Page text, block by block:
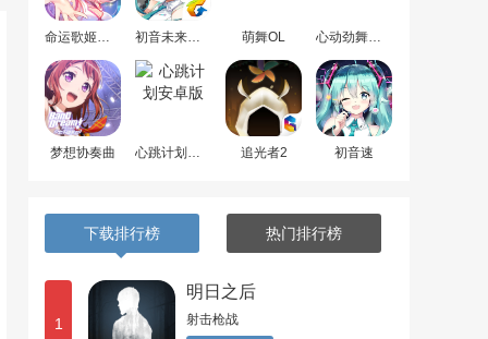
命运歌姬安卓版 初音未来梦幻歌姬 萌舞OL 心动劲舞团最新版
梦想协奏曲 心跳计划安卓版 追光者2 初音速
下载排行榜 热门排行榜
1
明日之后
射击枪战